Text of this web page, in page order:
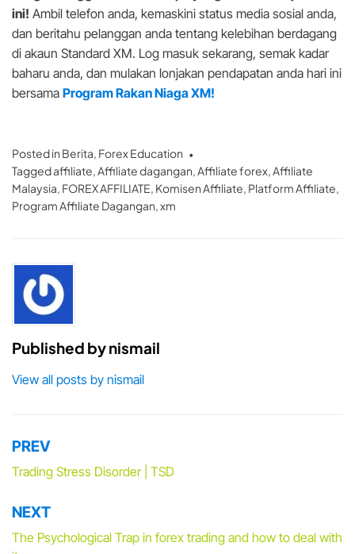
ini! Ambil telefon anda, kemaskini status media sosial anda,
dan beritahu pelanggan anda tentang kelebihan berdagang
di akaun Standard XM. Log masuk sekarang, semak kadar
baharu anda, dan mulakan lonjakan pendapatan anda hari ini
bersama Program Rakan Niaga XM!
Posted in Berita, Forex Education
Taggedaffiliate,Affiliate dagangan,Affiliate forex,Affiliate
Malaysia, FOREX AFFILIATE, Komisen Affiliate, Platform Affiliate,
Program Affiliate Dagangan,xm
Published bynismail
View all posts by nismail
Post
navigation
PREV
Trading Stress Disorder | TSD
NEXT
The Psychological Trap in forex trading and how to deal with